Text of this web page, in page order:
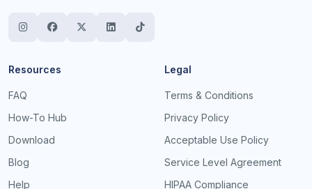
Resources
FAQ
How-To Hub
Download
Blog
Help
Legal
Terms & Conditions
Privacy Policy
Acceptable Use Policy
Service Level Agreement
HIPAA Compliance